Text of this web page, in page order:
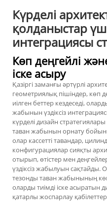
Күрделі
қолданыстар
интеграциясы
Көп деңгейлі
іске асыру
Қазіргі заманғы әртүрлі
геометриялық пішіндер, көп
иілген беттер кездеседі,
жабынын үздіксіз
күрделі дизайн
таван жабынын орнату
олар кассетті тавандар,
конфигурациялар сияқты
отырып, өтістер мен
үздіксіз жабылуын сақтайды.
тезонды таван жабынының
оларды тиімді іске
қатарлы жоспарлау